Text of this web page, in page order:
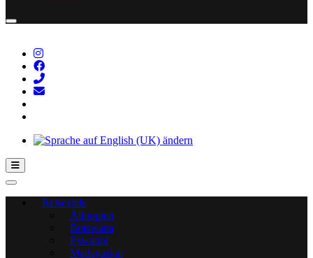
Hamburger Toggle-Menü
Reiseziele
Äthiopien
Botswana
Eswatini
Madagaskar